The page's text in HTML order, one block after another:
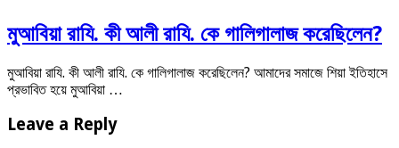
মুআবিয়া রাযি. কী আলী রাযি. কে গালিগালাজ করেছিলেন?
মুআবিয়া রাযি. কী আলী রাযি. কে গালিগালাজ করেছিলেন? আমাদের সমাজে শিয়া ইতিহাসে
প্রভাবিত হয়ে মুআবিয়া …
Leave a Reply